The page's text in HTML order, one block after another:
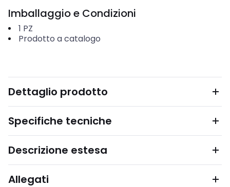
Imballaggio e Condizioni
1 PZ
Prodotto a catalogo
Dettaglio prodotto
Specifiche tecniche
Descrizione estesa
Allegati